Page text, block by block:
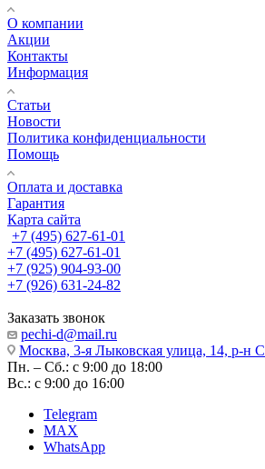
О компании
Акции
Контакты
Информация
Статьи
Новости
Политика конфиденциальности
Помощь
Оплата и доставка
Гарантия
Карта сайта
+7 (495) 627-61-01
+7 (495) 627-61-01
+7 (925) 904-93-00
+7 (926) 631-24-82
Заказать звонок
pechi-d@mail.ru
Москва, 3-я Лыковская улица, 14, р-н
Пн. – Сб.: с 9:00 до 18:00
Вс.: с 9:00 до 16:00
Telegram
MAX
WhatsApp